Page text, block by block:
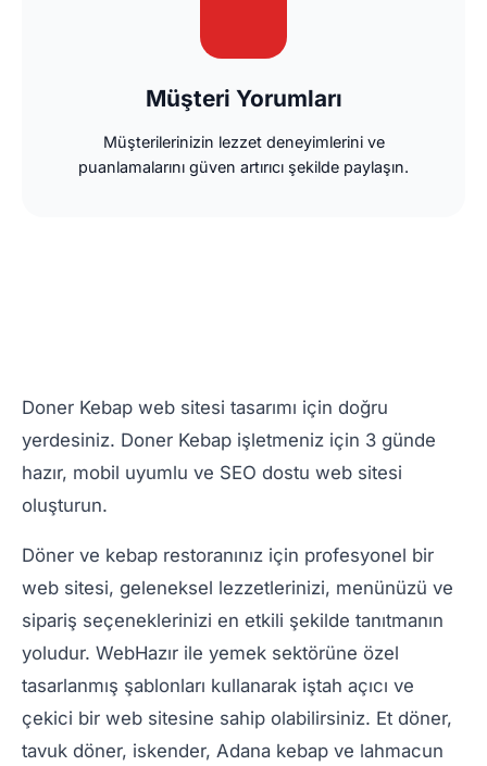
Müşteri Yorumları
Müşterilerinizin lezzet deneyimlerini ve
puanlamalarını güven artırıcı şekilde paylaşın.
Doner Kebap web sitesi tasarımı için doğru
yerdesiniz. Doner Kebap işletmeniz için 3 günde
hazır, mobil uyumlu ve SEO dostu web sitesi
oluşturun.
Döner ve kebap restoranınız için profesyonel bir
web sitesi, geleneksel lezzetlerinizi, menünüzü ve
sipariş seçeneklerinizi en etkili şekilde tanıtmanın
yoludur. WebHazır ile yemek sektörüne özel
tasarlanmış şablonları kullanarak iştah açıcı ve
çekici bir web sitesine sahip olabilirsiniz. Et döner,
tavuk döner, iskender, Adana kebap ve lahmacun